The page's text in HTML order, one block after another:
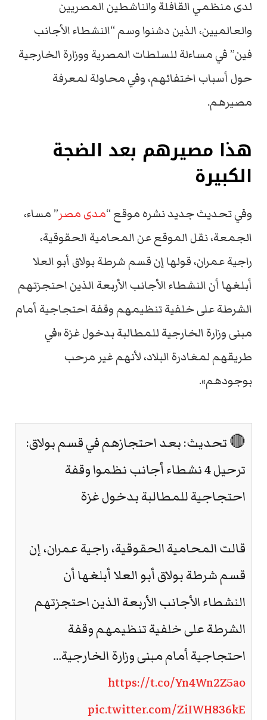
لدى منظمي القافلة والناشطين المصريين
والعالميين، الذين دشنوا وسم “النشطاء الأجانب
فين” في مساءلة للسلطات المصرية ووزارة الخارجية
حول أسباب اختفائهم، وفي محاولة لمعرفة
مصيرهم.
هذا مصيرهم بعد الضجة
الكبيرة
وفي تحديث جديد نشره موقع “مدى مصر” مساء،
الجمعة، نقل الموقع عن المحامية الحقوقية،
راجية عمران، قولها إن قسم شرطة بولاق أبو العلا
أبلغها أن النشطاء الأجانب الأربعة الذين احتجزتهم
الشرطة على خلفية تنظيمهم وقفة احتجاجية أمام
مبنى وزارة الخارجية للمطالبة بدخول غزة «في
طريقهم لمغادرة البلاد، لأنهم غير مرحب
بوجودهم».
🔴 تحديث: بعد احتجازهم في قسم بولاق:
ترحيل 4 نشطاء أجانب نظموا وقفة
احتجاجية للمطالبة بدخول غزة
قالت المحامية الحقوقية، راجية عمران، إن
قسم شرطة بولاق أبو العلا أبلغها أن
النشطاء الأجانب الأربعة الذين احتجزتهم
الشرطة على خلفية تنظيمهم وقفة
احتجاجية أمام مبنى وزارة الخارجية…
https://t.co/Yn4Wn2Z5ao
pic.twitter.com/ZiIWH836kE